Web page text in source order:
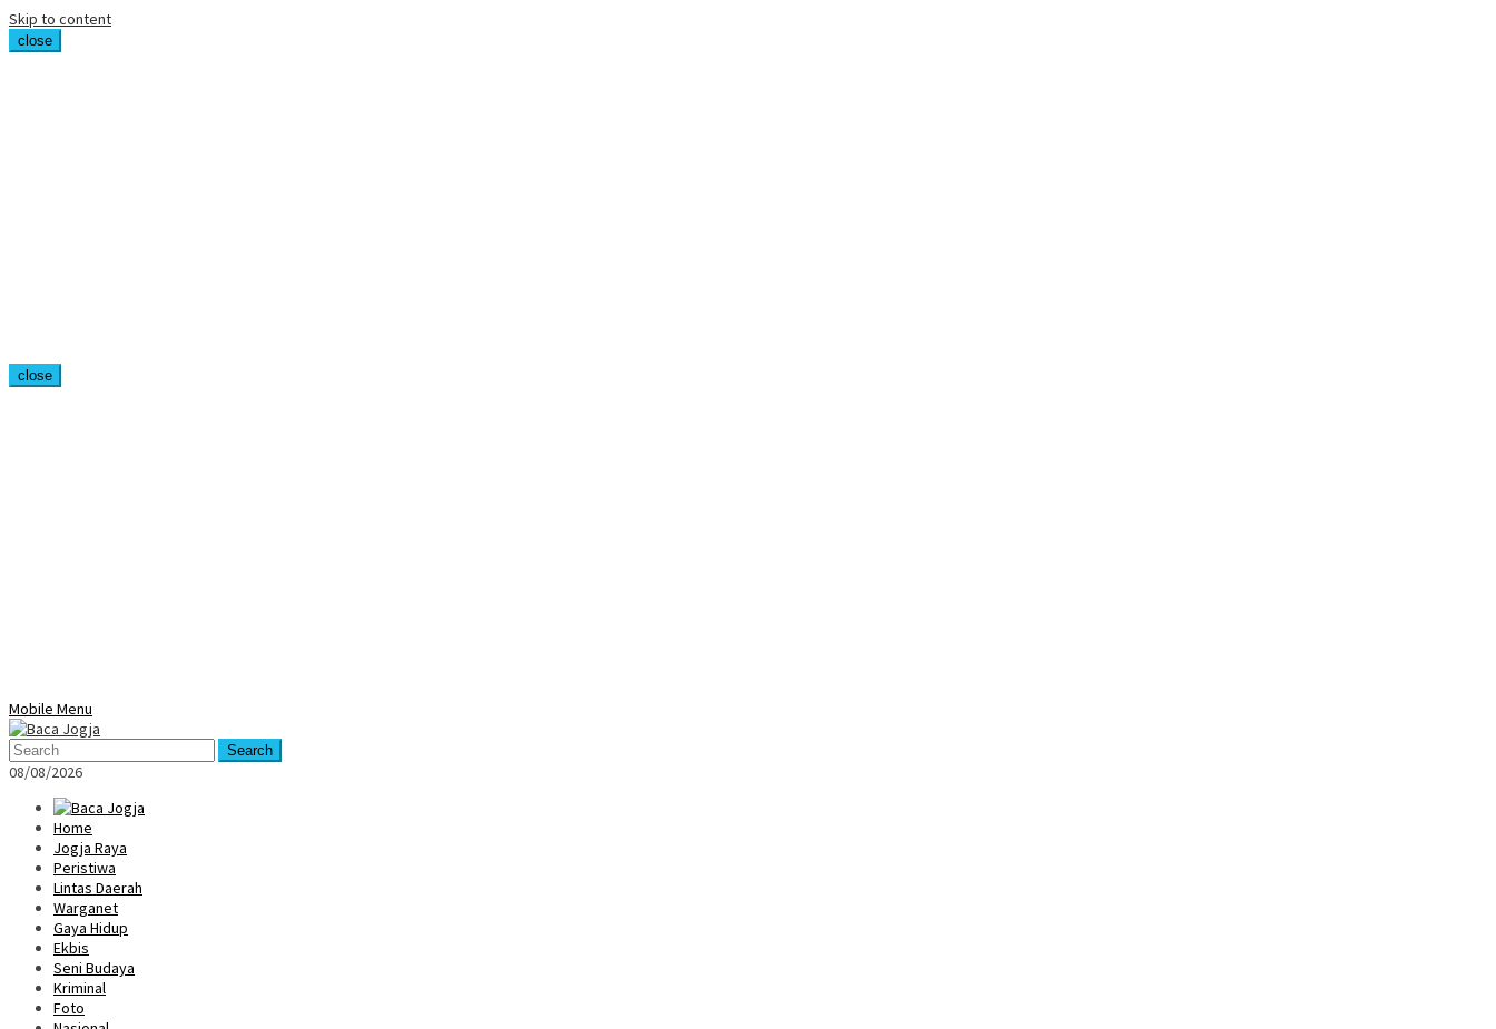
Skip to content
close
close
Mobile Menu
Search
08/08/2026
Home
Jogja Raya
Peristiwa
Lintas Daerah
Warganet
Gaya Hidup
Ekbis
Seni Budaya
Kriminal
Foto